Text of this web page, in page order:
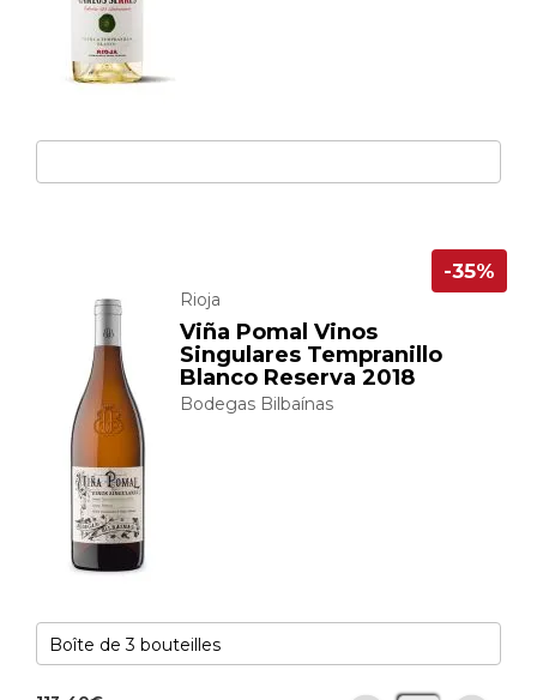
Rioja
Viña Pomal Vinos
Singulares Tempranillo
Blanco Reserva 2018
Bodegas Bilbaínas
-35%